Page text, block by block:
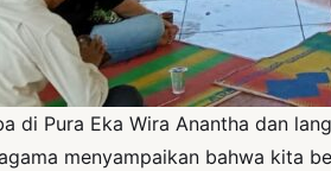
di Pura Eka Wira Anantha dan
menyampaikan bahwa kita